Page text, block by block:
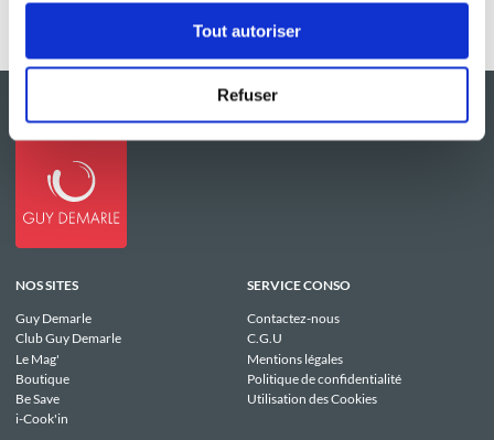
Tout autoriser
Refuser
NOS SITES
Guy Demarle
Club Guy Demarle
Le Mag'
Boutique
Be Save
i-Cook'in
SERVICE CONSO
Contactez-nous
C.G.U
Mentions légales
Politique de confidentialité
Utilisation des Cookies